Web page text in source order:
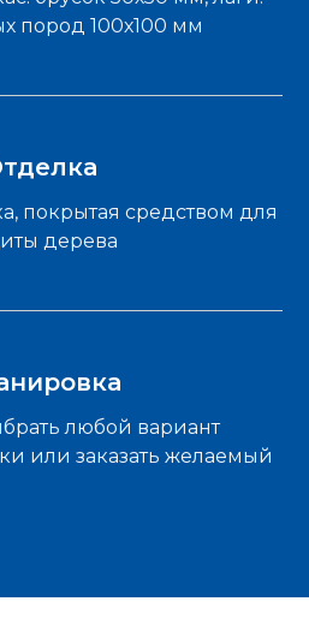
пород 100х100 мм
покрытая средством для
дерева
любой вариант
или заказать желаемый